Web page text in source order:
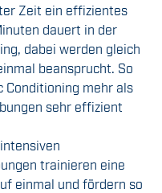
Zeit ein effizientes
dauert in der
dabei werden gleich
beansprucht. So
mehr als
sehr effizient
trainieren eine
einmal und fördern so